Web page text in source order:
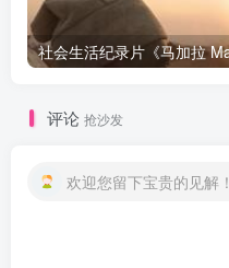
评论 抢沙发
欢迎您留下宝贵的见解！